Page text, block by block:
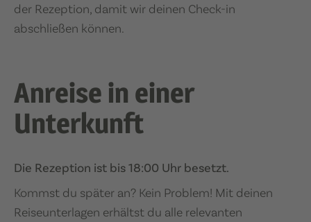
der Rezeption, damit wir deinen Check-in
abschließen können.
Anreise in einer
Unterkunft
Die Rezeption ist bis 18:00 Uhr besetzt.
Kommst du später an? Kein Problem! Mit deinen
Reiseunterlagen erhältst du alle relevanten